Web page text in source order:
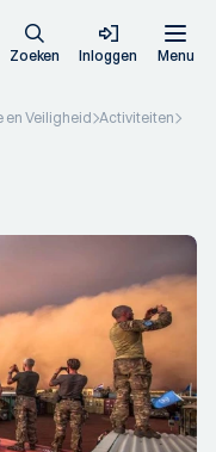
Zoeken Inloggen Menu
en Veiligheid Activiteiten